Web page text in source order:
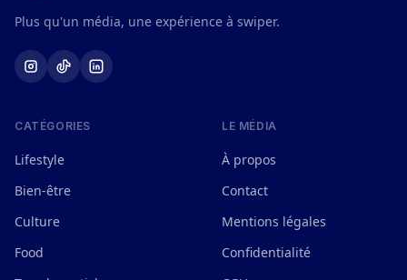
Plus qu'un média, une expérience à swiper.
CATÉGORIES
Lifestyle
Bien-être
Culture
Food
LE MÉDIA
À propos
Contact
Mentions légales
Confidentialité